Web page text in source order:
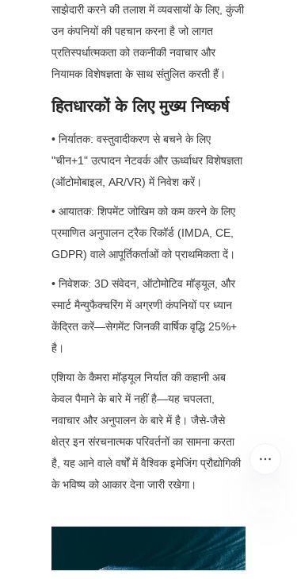
साझेदारी करने की तलाश में व्यवसायों के लिए, कुंजी
उन कंपनियों की पहचान करना है जो लागत
प्रतिस्पर्धात्मकता को तकनीकी नवाचार और
नियामक विशेषज्ञता के साथ संतुलित करती हैं।
हितधारकों के लिए मुख्य निष्कर्ष
• निर्यातक: वस्तुवादीकरण से बचने के लिए
"चीन+1" उत्पादन नेटवर्क और ऊर्ध्वाधर विशेषज्ञता
(ऑटोमोबाइल, AR/VR) में निवेश करें।
• आयातक: शिपमेंट जोखिम को कम करने के लिए
प्रमाणित अनुपालन ट्रैक रिकॉर्ड (IMDA, CE,
GDPR) वाले आपूर्तिकर्ताओं को प्राथमिकता दें।
• निवेशक: 3D संवेदन, ऑटोमोटिव मॉड्यूल, और
स्मार्ट मैन्युफैक्चरिंग में अग्रणी कंपनियों पर ध्यान
केंद्रित करें—सेगमेंट जिनकी वार्षिक वृद्धि 25%+
है।
एशिया के कैमरा मॉड्यूल निर्यात की कहानी अब
केवल पैमाने के बारे में नहीं है—यह चपलता,
नवाचार और अनुपालन के बारे में है। जैसे-जैसे
क्षेत्र इन संरचनात्मक परिवर्तनों का सामना करता
है, यह आने वाले वर्षों में वैश्विक इमेजिंग प्रौद्योगिकी
के भविष्य को आकार देना जारी रखेगा।